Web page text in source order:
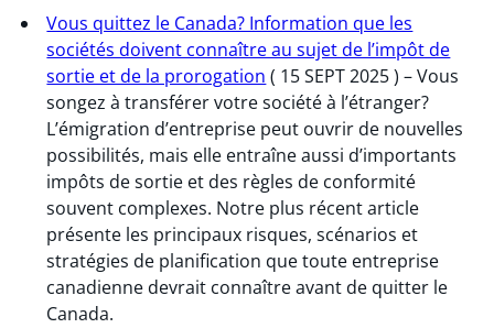
Vous quittez le Canada? Information que les
sociétés doivent connaître au sujet de l’impôt de
sortie et de la prorogation ( 15 SEPT 2025 ) – Vous
songez à transférer votre société à l’étranger?
L’émigration d’entreprise peut ouvrir de nouvelles
possibilités, mais elle entraîne aussi d’importants
impôts de sortie et des règles de conformité
souvent complexes. Notre plus récent article
présente les principaux risques, scénarios et
stratégies de planification que toute entreprise
canadienne devrait connaître avant de quitter le
Canada.